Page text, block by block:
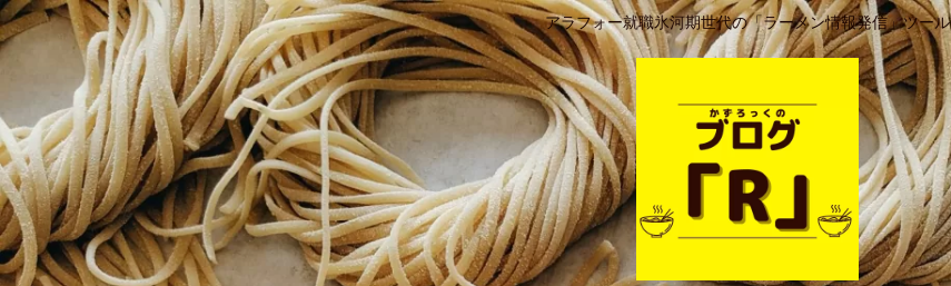
アラフォー就職氷河期世代の「ラーメン情報発信」ツール